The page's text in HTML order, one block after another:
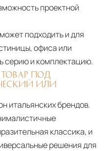
проектной
подходить и для
офиса или
серию и комплектацию.
ПОД
ИЛИ
итальянских брендов.
классика, и
решения для